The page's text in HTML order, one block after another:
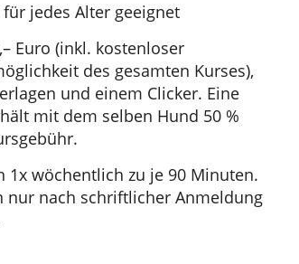
jedes Alter geeignet
Euro (inkl. kostenloser
des gesamten Kurses),
und einem Clicker. Eine
mit dem selben Hund 50 %
1x wöchentlich zu je 90 Minuten.
nur nach schriftlicher Anmeldung